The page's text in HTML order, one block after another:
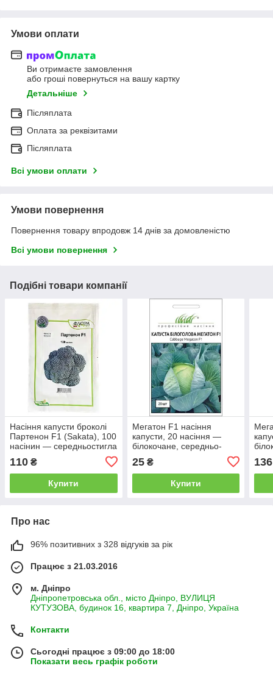
Умови оплати
Ви отримаєте замовлення
або гроші повернуться на вашу картку
Детальніше
Післяплата
Оплата за реквізитами
Післяплата
Всі умови оплати
Умови повернення
Повернення товару впродовж 14 днів за домовленістю
Всі умови повернення
Подібні товари компанії
Насіння капусти броколі
Партенон F1 (Sakata), 100
насінин — середньостигла
куполоподібна
110 ₴
Купити
Мегатон F1 насіння
капусти, 20 насіння —
білокочане, середньо-
11.23
25₴
Купити
136
Про нас
96% позитивних з 328 відгуків за рік
Працює з 21.03.2016
м. Дніпро
Дніпропетровська обл., місто Дніпро, ВУЛИЦЯ
КУТУЗОВА, будинок 16, квартира 7, Дніпро, Україна
Контакти
Сьогодні працює з 09:00 до 18:00
Показати весь графік роботи